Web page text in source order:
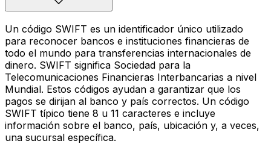
Un código SWIFT es un identificador único utilizado
para reconocer bancos e instituciones financieras de
todo el mundo para transferencias internacionales de
dinero. SWIFT significa Sociedad para la
Telecomunicaciones Financieras Interbancarias a nivel
Mundial. Estos códigos ayudan a garantizar que los
pagos se dirijan al banco y país correctos. Un código
SWIFT típico tiene 8 u 11 caracteres e incluye
información sobre el banco, país, ubicación y, a veces,
una sucursal específica.